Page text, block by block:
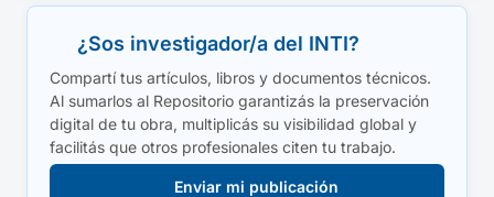
¿Sos investigador/a del INTI?
Compartí tus artículos, libros y documentos técnicos.
Al sumarlos al Repositorio garantizás la preservación
digital de tu obra, multiplicás su visibilidad global y
facilitás que otros profesionales citen tu trabajo.
Enviar mi publicación